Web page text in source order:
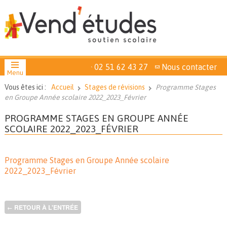
02 51 62 43 27 Nous contacter
Vous êtes ici : Accueil Stages de révisions
Programme Stages
en Groupe Année scolaire 2022_2023_Février
PROGRAMME STAGES EN GROUPE ANNÉE
SCOLAIRE 2022_2023_FÉVRIER
Programme Stages en Groupe Année scolaire
2022_2023_Février
← RETOUR À L'ENTRÉE
Menu